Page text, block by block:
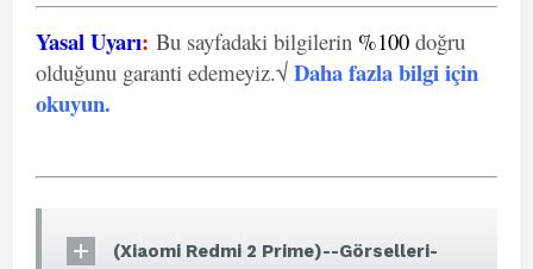
Yasal Uyarı: Bu sayfadaki bilgilerin %100 doğru
olduğunu garanti edemeyiz.√ Daha fazla bilgi için
okuyun.
(Xiaomi Redmi 2 Prime)--Görselleri-